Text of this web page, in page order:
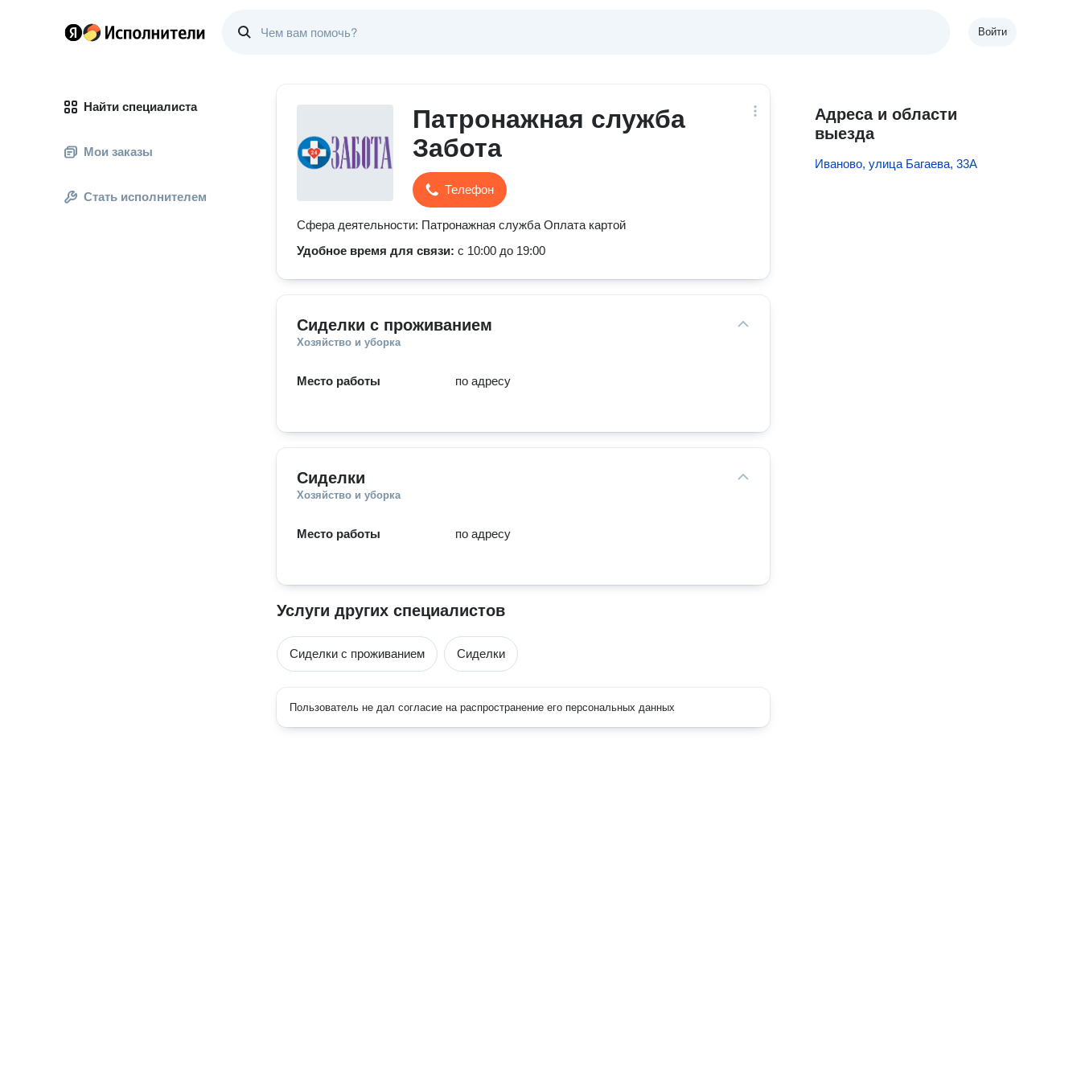
Войти
Найти специалиста
Мои заказы
Стать исполнителем
Патронажная служба
Забота
Телефон
Сфера деятельности: Патронажная служба Оплата картой
Удобное время для связи: с 10:00 до 19:00
Сиделки с проживанием
Хозяйство и уборка
Место работы по адресу
Сиделки
Хозяйство и уборка
Место работы по адресу
Услуги других специалистов
Сиделки с проживанием Сиделки
Пользователь не дал согласие на распространение его персональных данных
Адреса и области
выезда
Иваново, улица Багаева, 33А